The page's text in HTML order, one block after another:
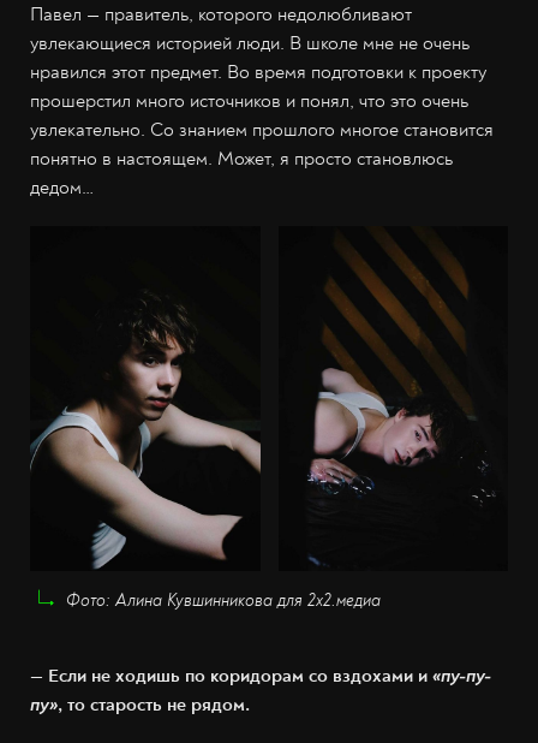
Павел — правитель, которого недолюбливают
увлекающиеся историей люди. В школе мне не очень
нравился этот предмет. Во время подготовки к проекту
прошерстил много источников и понял, что это очень
увлекательно. Со знанием прошлого многое становится
понятно в настоящем. Может, я просто становлюсь
дедом…
Фото: Алина Кувшинникова для 2х2.медиа
— Если не ходишь по коридорам со вздохами и «пу-пу-
пу», то старость не рядом.